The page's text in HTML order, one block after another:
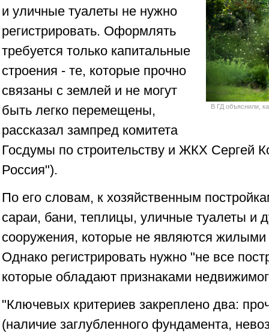
В ГД объяснили,
и уличные туалеты не нужно
регистрировать. Оформлять
требуется только капитальные
строения - те, которые прочно
связаны с землей и не могут
быть легко перемещены,
рассказал зампред комитета
Госдумы по строительству и ЖКХ Сергей
Россия").
По его словам, к хозяйственным
сараи, бани, теплицы, уличные туалеты и
сооружения, которые не являются
Однако регистрировать нужно "не все
которые обладают признаками
"Ключевых критериев закреплено два:
(наличие заглубленного фундамента,